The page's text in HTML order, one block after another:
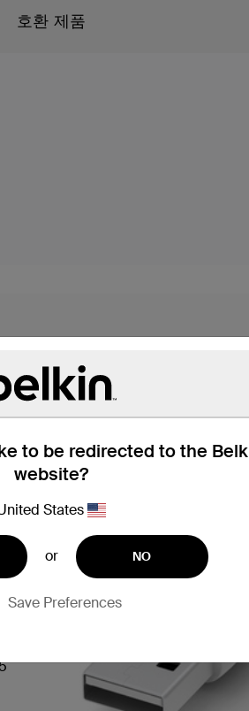
to be redirected to the
website?
States
or NO
Save Preferences
호환 제품